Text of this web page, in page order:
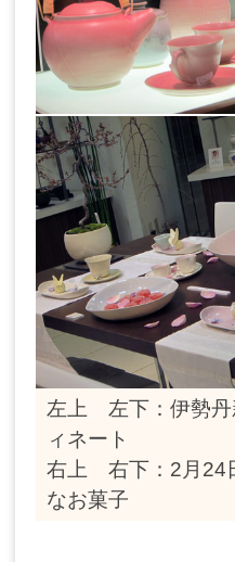
左上 左下：伊勢丹
ィネート
右上 右下：2月24
なお菓子